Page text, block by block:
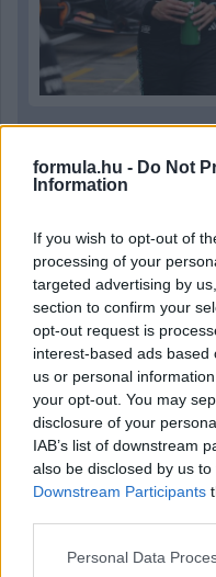
formula.hu - Do Not
Information
If you wish to opt-out of
processing of your
targeted advertising by
section to confirm your
opt-out request is
interest-based ads
us or personal
your opt-out. You may
disclosure of your
IAB’s list of downstream
also be disclosed by us
Downstream Participants
Please note that this
Personal Data
Hakkinen